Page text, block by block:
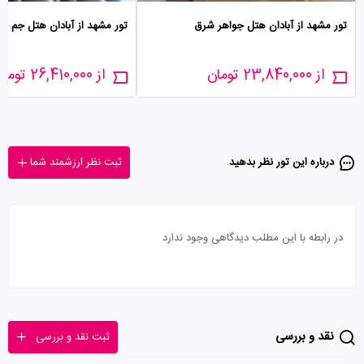
تور مشهد از آبادان هتل جواهر شرق
از 23,840,000 تومان
تور مشهد از آبادان هتل جم
از 26,410,000 تومان
درباره این تور‌ نظر بدهید ثبت نظر ارزشمند شما
در رابطه با این مطلب دیدگاهی وجود ندارد
نقد و بررسی ثبت نقد و بررسی